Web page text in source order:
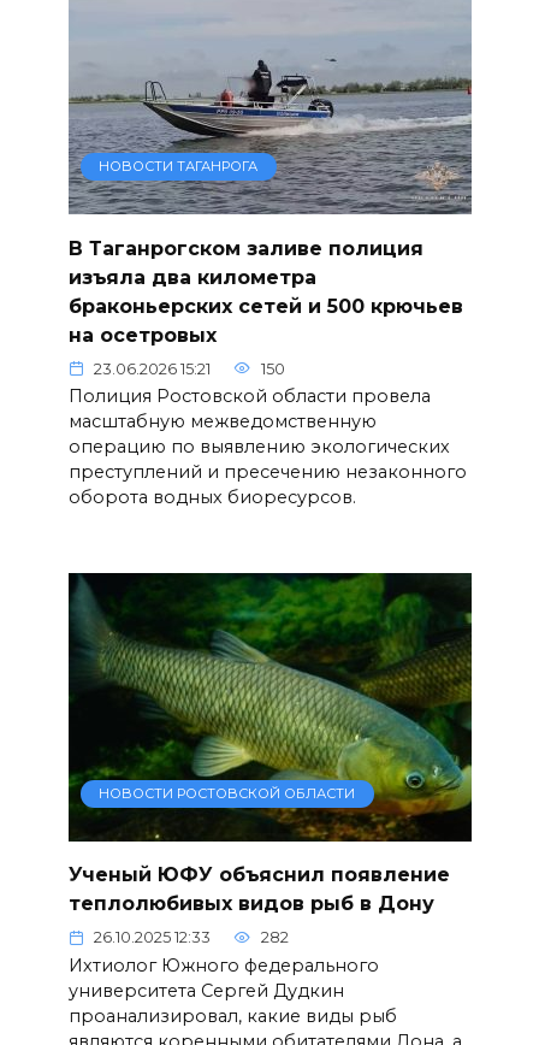
НОВОСТИ ТАГАНРОГА
В Таганрогском заливе полиция
изъяла два километра
браконьерских сетей и 500 крючьев
на осетровых
23.06.2026 15:21 150
Полиция Ростовской области провела
масштабную межведомственную
операцию по выявлению экологических
преступлений и пресечению незаконного
оборота водных биоресурсов.
НОВОСТИ РОСТОВСКОЙ ОБЛАСТИ
Ученый ЮФУ объяснил появление
теплолюбивых видов рыб в Дону
26.10.2025 12:33 282
Ихтиолог Южного федерального
университета Сергей Дудкин
проанализировал, какие виды рыб